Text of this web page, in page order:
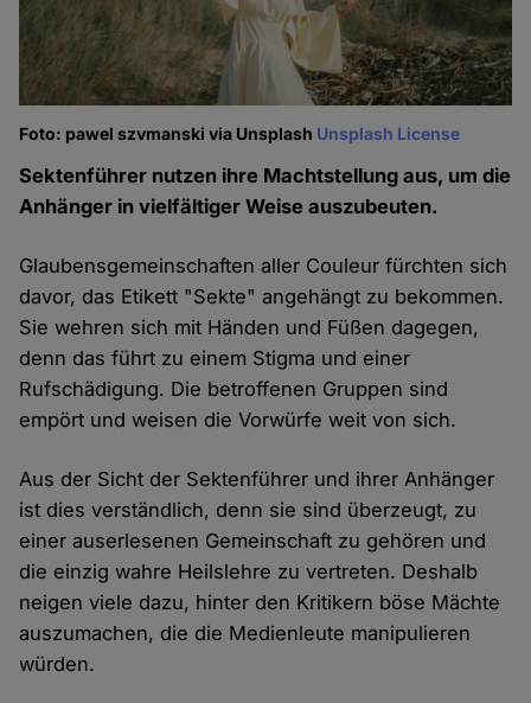
Foto: pawel szvmanski via Unsplash Unsplash License
Sektenführer nutzen ihre Machtstellung aus, um die
Anhänger in vielfältiger Weise auszubeuten.
Glaubensgemeinschaften aller Couleur fürchten sich
davor, das Etikett "Sekte" angehängt zu bekommen.
Sie wehren sich mit Händen und Füßen dagegen,
denn das führt zu einem Stigma und einer
Rufschädigung. Die betroffenen Gruppen sind
empört und weisen die Vorwürfe weit von sich.
Aus der Sicht der Sektenführer und ihrer Anhänger
ist dies verständlich, denn sie sind überzeugt, zu
einer auserlesenen Gemeinschaft zu gehören und
die einzig wahre Heilslehre zu vertreten. Deshalb
neigen viele dazu, hinter den Kritikern böse Mächte
auszumachen, die die Medienleute manipulieren
würden.